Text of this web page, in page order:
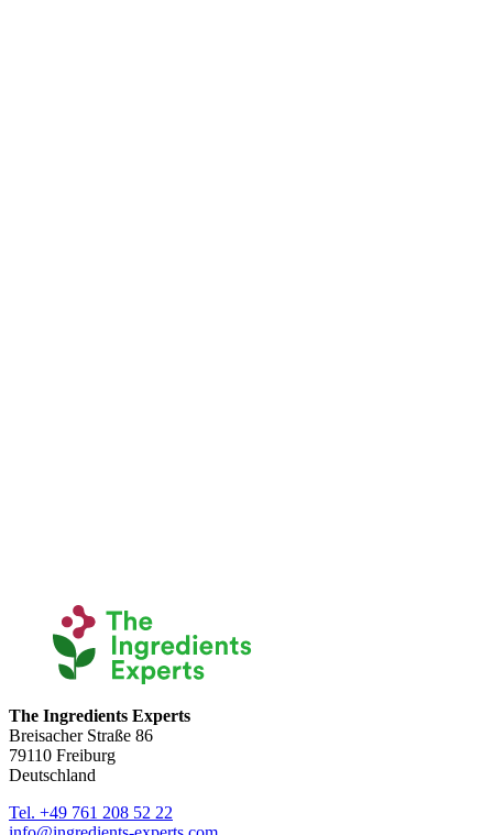
The Ingredients Experts
Breisacher Straße 86
79110 Freiburg
Deutschland
Tel. +49 761 208 52 22